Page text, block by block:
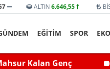
ALTIN 6.646,55
EĞİTİM SPOR
Kalan Genç
Siirt